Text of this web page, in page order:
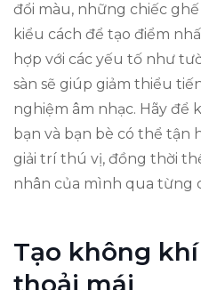
đổi màu, những chiếc ghế
kiểu cách để tạo điểm
hợp với các yếu tố như
sàn sẽ giúp giảm thiểu
nghiệm âm nhạc. Hãy để
bạn và bạn bè có thể
giải trí thú vị, đồng thời
nhân của mình qua từng
Tạo không
thoải mái